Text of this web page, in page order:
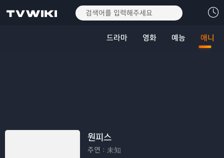
드라마 영화 예능 애니
원피스
주연： 未知